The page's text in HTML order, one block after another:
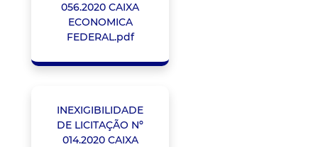
056.2020 CAIXA
ECONOMICA
FEDERAL.pdf
INEXIGIBILIDADE
DE LICITAÇÃO Nº
014.2020 CAIXA